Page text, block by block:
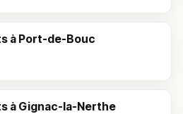
à Port-de-Bouc
à Gignac-la-Nerthe